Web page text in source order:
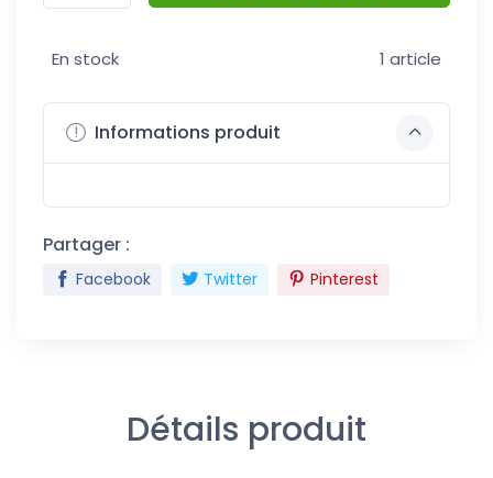
En stock 1 article
Informations produit
Partager :
Facebook Twitter Pinterest
Détails produit